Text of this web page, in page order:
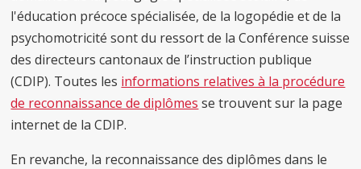
l'éducation précoce spécialisée, de la logopédie et de la
psychomotricité sont du ressort de la Conférence suisse
des directeurs cantonaux de l’instruction publique
(CDIP). Toutes les informations relatives à la procédure
de reconnaissance de diplômes se trouvent sur la page
internet de la CDIP.
En revanche, la reconnaissance des diplômes dans le